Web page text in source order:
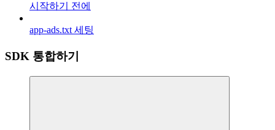
시작하기 전에
app-ads.txt 세팅
SDK 통합하기